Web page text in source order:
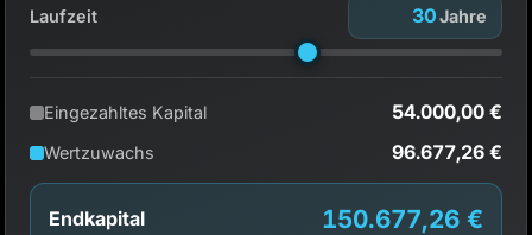
Laufzeit Jahre
Eingezahltes Kapital 54.000,00 €
Wertzuwachs 96.677,26 €
Endkapital 150.677,26 €